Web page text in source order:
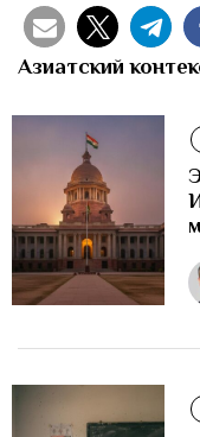
Азиатский